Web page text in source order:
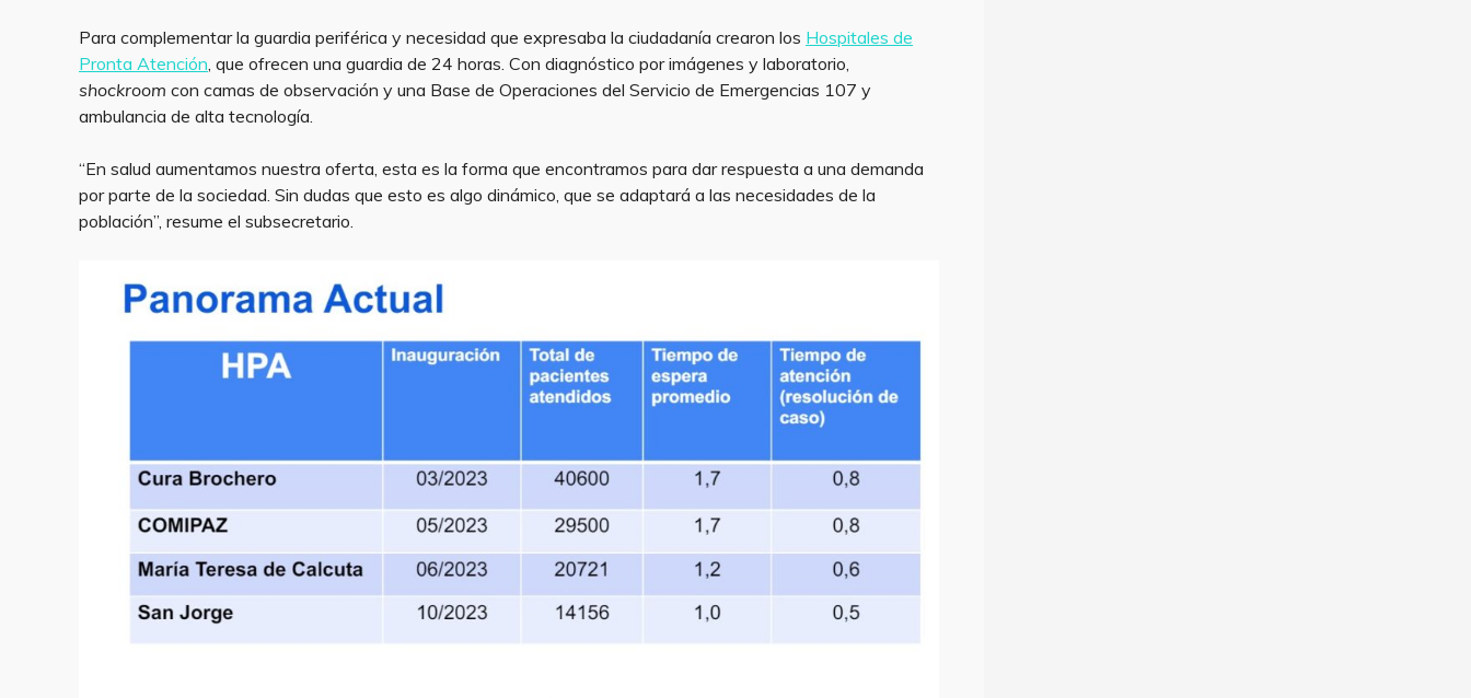
Para complementar la guardia periférica y necesidad que expresaba la ciudadanía crearon los Hospitales de
Pronta Atención, que ofrecen una guardia de 24 horas. Con diagnóstico por imágenes y laboratorio,
shockroom con camas de observación y una Base de Operaciones del Servicio de Emergencias 107 y
ambulancia de alta tecnología.
“En salud aumentamos nuestra oferta, esta es la forma que encontramos para dar respuesta a una demanda
por parte de la sociedad. Sin dudas que esto es algo dinámico, que se adaptará a las necesidades de la
población”, resume el subsecretario.